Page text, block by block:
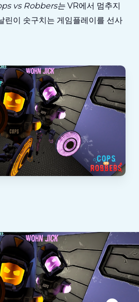
vs Robbers는 VR에서 멈추지
린이 솟구치는 게임플레이를 선사